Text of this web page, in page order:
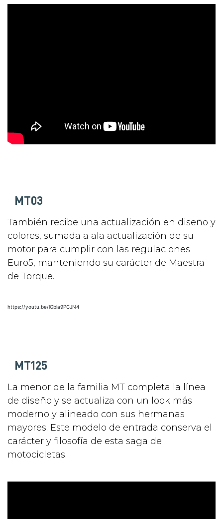
MT03
También recibe una actualización en diseño y
colores, sumada a ala actualización de su
motor para cumplir con las regulaciones
Euro5, manteniendo su carácter de Maestra
de Torque.
https://youtu.be/lGbla9PCJN4
MT125
La menor de la familia MT completa la línea
de diseño y se actualiza con un look más
moderno y alineado con sus hermanas
mayores. Este modelo de entrada conserva el
carácter y filosofía de esta saga de
motocicletas.